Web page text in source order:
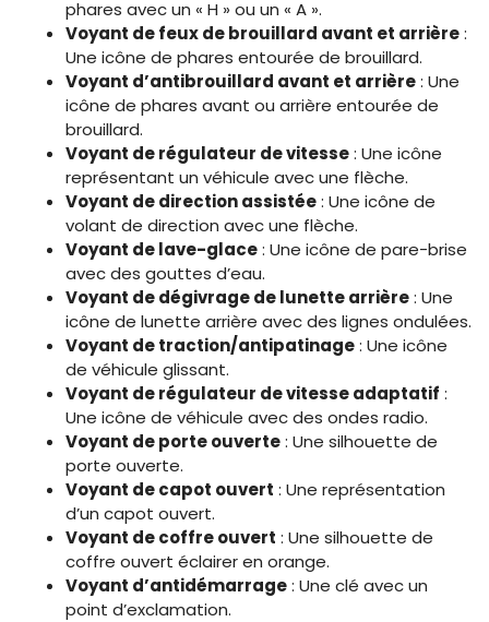
phares avec un « H » ou un « A ».
Voyant de feux de brouillard avant et arrière:
Une icône de phares entourée de brouillard.
Voyant d’antibrouillard avant et arrière: Une
icône de phares avant ou arrière entourée de
brouillard.
Voyant de régulateur de vitesse: Une icône
représentant un véhicule avec une flèche.
Voyant de direction assistée: Une icône de
volant de direction avec une flèche.
Voyant de lave-glace: Une icône de pare-brise
avec des gouttes d’eau.
Voyant de dégivrage de lunette arrière: Une
icône de lunette arrière avec des lignes ondulées.
Voyant de traction/antipatinage: Une icône
de véhicule glissant.
Voyant de régulateur de vitesse adaptatif :
Une icône de véhicule avec des ondes radio.
Voyant de porte ouverte: Une silhouette de
porte ouverte.
Voyant de capot ouvert : Une représentation
d’un capot ouvert.
Voyant de coffre ouvert : Une silhouette de
coffre ouvert éclairer en orange.
Voyant d’antidémarrage: Une clé avec un
point d’exclamation.